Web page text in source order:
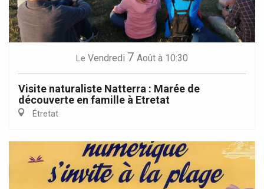
Le Vendredi 7 Août à 10:30
Visite naturaliste Natterra : Marée de
découverte en famille à Etretat
Étretat